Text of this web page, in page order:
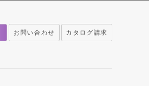
お問い合わせ カタログ請求